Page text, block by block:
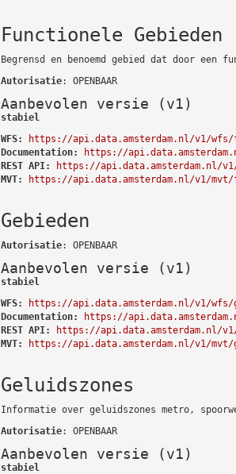
Functionele Gebieden
Begrensd en benoemd gebied dat door een
Autorisatie: OPENBAAR
Aanbevolen versie (v1)
stabiel
WFS:
https://api.data.amsterdam.nl/v1/wfs/
Documentation:
https://
REST API:
https://api.data.amsterdam.nl/
MVT:
https://api.data.amsterdam.nl/v1/mvt/
Gebieden
Autorisatie: OPENBAAR
Aanbevolen versie (v1)
stabiel
WFS:
https://api.data.amsterdam.nl/v1/wfs/
Documentation:
https://
REST API:
https://api.data.amsterdam.nl/
MVT:
https://api.data.amsterdam.nl/v1/mvt/
Geluidszones
Informatie over geluidszones metro,
Autorisatie: OPENBAAR
Aanbevolen versie (v1)
stabiel